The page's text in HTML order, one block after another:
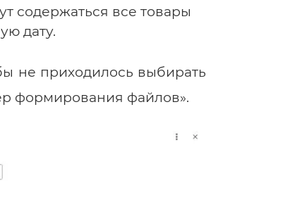
содержаться все товары
дату.
не приходилось выбирать
формирования файлов».